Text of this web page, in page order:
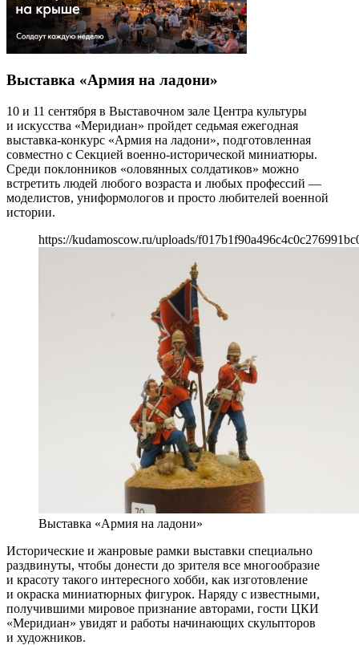
Выставка «Армия на ладони»
10 и 11 сентября в Выставочном зале Центра культуры
и искусства «Меридиан» пройдет седьмая ежегодная
выставка-конкурс «Армия на ладони», подготовленная
совместно с Секцией военно-исторической миниатюры.
Среди поклонников «оловянных солдатиков» можно
встретить людей любого возраста и любых профессий —
моделистов, униформологов и просто любителей военной
истории.
https://kudamoscow.ru/uploads/
Выставка «Армия на ладони»
Исторические и жанровые рамки выставки специально
раздвинуты, чтобы донести до зрителя все многообразие
и красоту такого интересного хобби, как изготовление
и окраска миниатюрных фигурок. Наряду с известными,
получившими мировое признание авторами, гости ЦКИ
«Меридиан» увидят и работы начинающих скульпторов
и художников.